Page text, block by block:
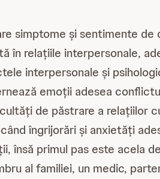
simptome și sentimente de
în relațiile interpersonale,
interpersonale și
emoții adesea
de păstrare a relațiilor
îngrijorări și anxietăți
însă primul pas este acela
al familiei, un medic,